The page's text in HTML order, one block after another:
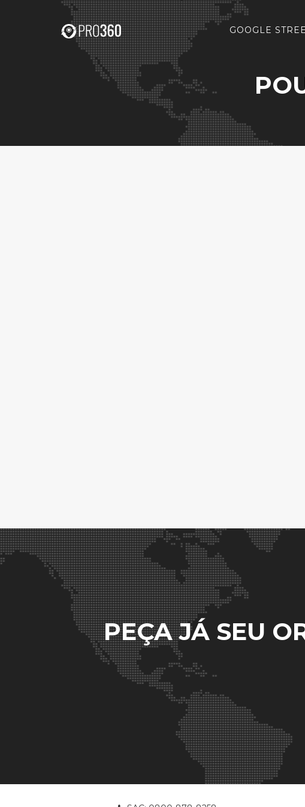
GOOGLE
PEÇA JÁ SEU